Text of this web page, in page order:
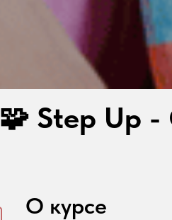
🧩 Step Up -
О курсе